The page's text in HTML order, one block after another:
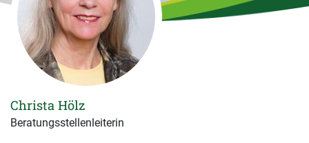
Christa Hölz
Beratungsstellenleiterin